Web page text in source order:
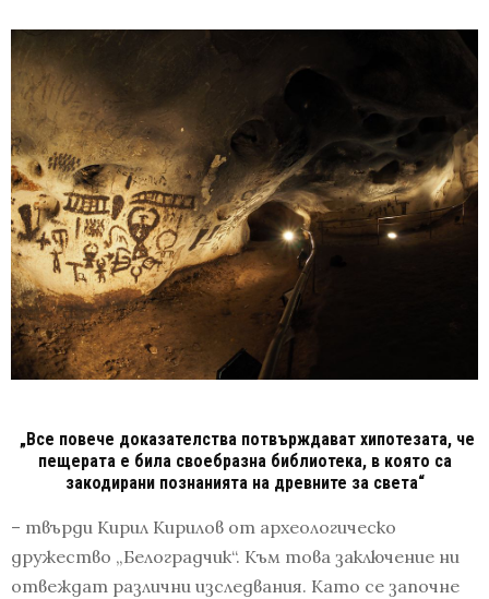
„Все повече доказателства потвърждават хипотезата, че
пещерата е била своебразна библиотека, в която са
закодирани познанията на древните за света“
– твърди Кирил Кирилов от археологическо
дружество „Белоградчик“. Към това заключение ни
отвеждат различни изследвания. Като се започне